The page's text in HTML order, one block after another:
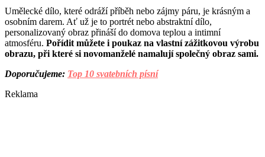
Umělecké dílo, které odráží příběh nebo zájmy páru, je krásným a
osobním darem. Ať už je to portrét nebo abstraktní dílo,
personalizovaný obraz přináší do domova teplou a intimní
atmosféru. Pořídit můžete i poukaz na vlastní zážitkovou výrobu
obrazu, při které si novomanželé namalují společný obraz sami.
Doporučujeme: Top 10 svatebních písní
Reklama